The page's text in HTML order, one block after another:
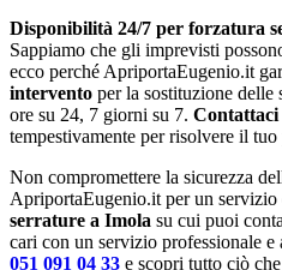
Disponibilità 24/7 per forzatura
Sappiamo che gli imprevisti
ecco perché ApriportaEugenio.it
intervento per la sostituzione delle
ore su 24, 7 giorni su 7. Contattaci
tempestivamente per risolvere il tuo
Non compromettere la sicurezza
ApriportaEugenio.it per un servizio
serrature a Imola su cui puoi
cari con un servizio professionale e
051 091 04 33 e scopri tutto ciò